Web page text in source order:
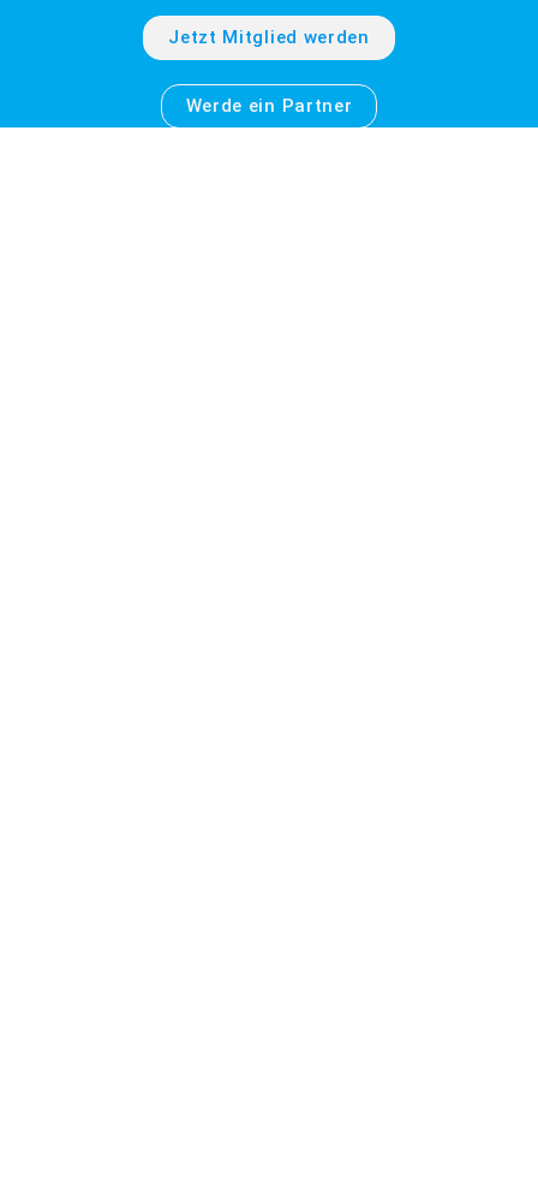
Jetzt Mitglied werden
Werde ein Partner